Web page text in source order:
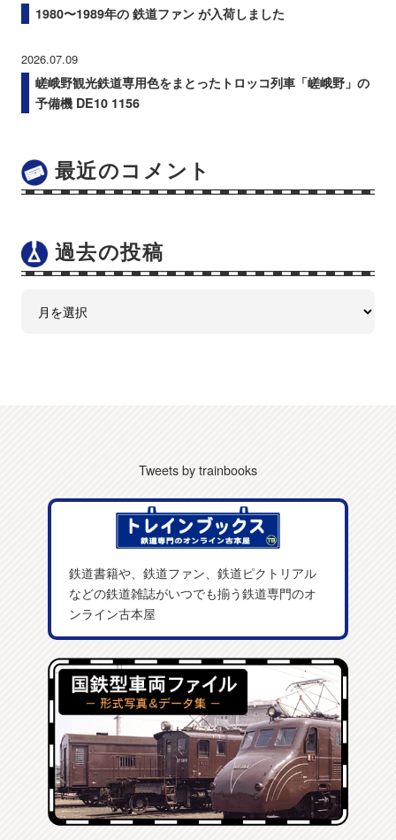
1980〜1989年の 鉄道ファン が入荷しました
2026.07.09
嵯峨野観光鉄道専用色をまとったトロッコ列車「嵯峨野」の
予備機 DE10 1156
最近のコメント
過去の投稿
Tweets by trainbooks
鉄道書籍や、鉄道ファン、鉄道ピクトリアル
などの鉄道雑誌がいつでも揃う鉄道専門のオ
ンライン古本屋